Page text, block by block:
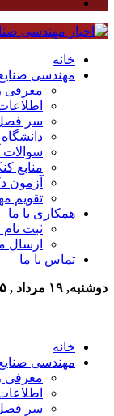
خانه
مهندسی
معرفی
سر
دانشگاه
منابع
آزمون
تقویم
همکاری با ما
ثبت
ارسال
تماس با ما
دوشنبه, ۱۹ مرداد , ۱۴۰۵
خانه
مهندسی
معرفی
سر